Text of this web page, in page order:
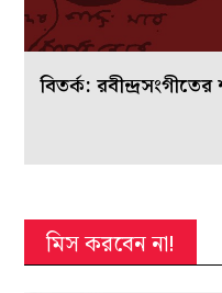
বিতর্ক:
মিস করবেন না!